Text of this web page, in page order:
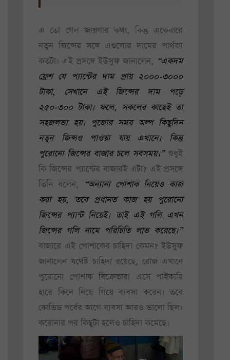
এ তো গেল জায়গার কথা, কিন্তু একেবারে
নতুন জিন্সের সঙ্গে এগুলোর দামের পার্থক্য
কতটা। এই প্রসঙ্গে ইউসুফ জানালেন, “একদম
ফ্রেশ যে প্যান্টের দাম প্রায় ২০০০-৩০০০
টাকা, সেখানে এই জিন্সের দাম পড়ে
২৫০-৩০০ টাকা। ফলে, সকলের কাছেই তা
সহজলভ্য হয়। পুজোর সময় অল্প কিছুদিন
নতুন জিন্সও পাওয়া যায় এখানে। কিন্তু
পুরোনো জিন্সের বাজার চলে সবসময়।”শুধুই
কি জিন্সের প্যান্টের বাজারই এটা? এই প্রসঙ্গে
তিনি বলেন,
“অন্যান্য পোশাক‌ নিয়েও কাজ
করা হয়, তবে প্রধানত কাজ হয় পুরোনো
জিন্সের প্যান্ট নিয়েই। তাই এই গলি এখন
জিন্সের গলি নামে পরিচিতি লাভ করেছে।”
বাজারে এই পোশাকের চাহিদা কেমন? ইউসুফ
জানালেন যথেষ্ট চাহিদা রয়েছে, রোজ এখানে
পুরোনো পোশাক বিক্রেতারা এসে পাইকারি
হারে কিনে নিয়ে গিয়ে ব্যবসা করেন। তবে
কোভিড পর্বের আগে ব্যবসা আরও ভালো ছিল।
করোনার পর কিছুটা হলেও চাহিদা কমেছে।